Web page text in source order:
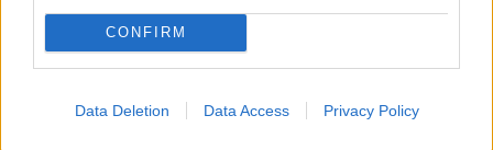
CONFIRM
Data Deletion Data Access Privacy Policy